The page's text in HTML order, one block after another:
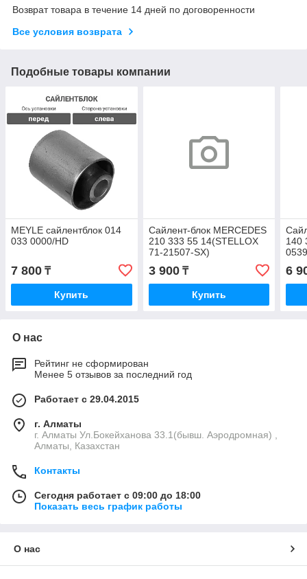
Возврат товара в течение 14 дней по договоренности
Все условия возврата
Подобные товары компании
MEYLE сайлентблок 014
033 0000/HD
7 800 ₸
Купить
Сайлент-блок MERCEDES
210 333 55 14(STELLOX
71-21507-SX)
3 900₸
Купить
140
6
О нас
Рейтинг не сформирован
Менее 5 отзывов за последний год
Работает с 29.04.2015
г. Алматы
г. Алматы Ул.Бокейханова 33.1(бывш. Аэродромная) ,
Алматы, Казахстан
Контакты
Сегодня работает с 09:00 до 18:00
Показать весь график работы
О нас